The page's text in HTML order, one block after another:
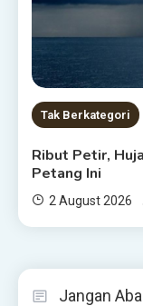
Tak Berkategori
Ribut Petir,
Petang Ini
2 August 2026
Jangan